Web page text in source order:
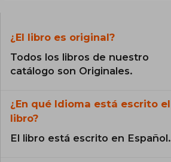
¿El libro es original?
Todos los libros de nuestro
catálogo son Originales.
¿En qué Idioma está escrito el
libro?
El libro está escrito en Español.